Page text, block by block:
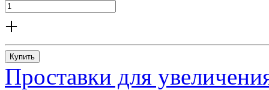
+
Купить
Проставки для